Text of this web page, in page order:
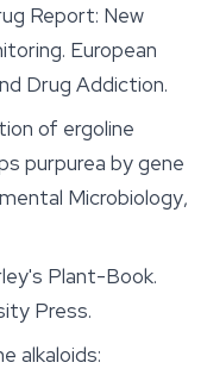
Report: New
European
Drug Addiction.
of ergoline
purpurea by gene
Microbiology,
Plant-Book.
Press.
alkaloids: